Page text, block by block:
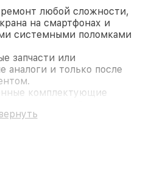
любой сложности,
на смартфонах и
системными поломками
запчасти или
аналоги и только после
комплектующие
мы бесплатно